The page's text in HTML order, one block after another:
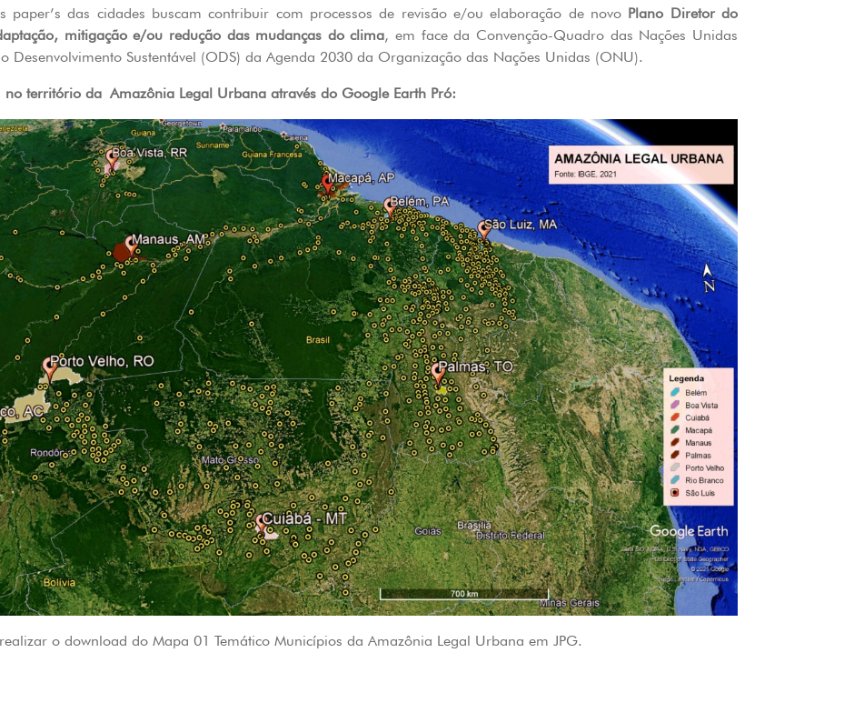
paper’s das cidades buscam contribuir com processos de revisão e/ou elaboração de novo Plano Diretor do
mitigação e/ou redução das mudanças do clima, em face da Convenção-Quadro das Nações Unidas
Desenvolvimento Sustentável (ODS) da Agenda 2030 da Organização das Nações Unidas (ONU).
território da Amazônia Legal Urbana através do Google Earth Pró:
o download do Mapa 01 Temático Municípios da Amazônia Legal Urbana em JPG.